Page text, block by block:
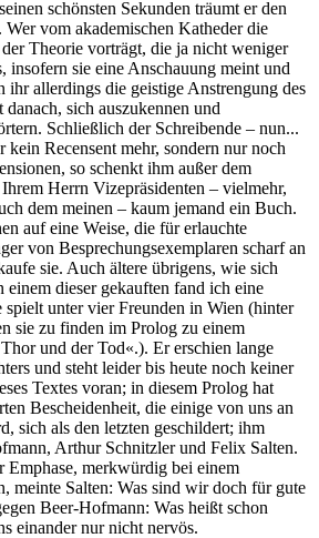
schönsten Sekunden träumt er den
vom akademischen Katheder die
Theorie vorträgt, die ja nicht weniger
insofern sie eine Anschauung meint und
ihr allerdings die geistige Anstrengung des
sich auszukennen und
Schließlich der Schreibende – nun...
kein Recensent mehr, sondern nur noch
so schenkt ihm außer dem
Herrn Vizepräsidenten – vielmehr,
dem meinen – kaum jemand ein Buch.
auf eine Weise, die für erlauchte
von Besprechungsexemplaren scharf an
sie. Auch ältere übrigens, wie sich
einem dieser gekauften fand ich eine
spielt unter vier Freunden in Wien (hinter
sie zu finden im Prolog zu einem
und der Tod«.). Er erschien lange
und steht leider bis heute noch keiner
Textes voran; in diesem Prolog hat
Bescheidenheit, die einige von uns an
sich als den letzten geschildert; ihm
Arthur Schnitzler und Felix Salten.
Emphase, merkwürdig bei einem
meinte Salten: Was sind wir doch für gute
Beer-Hofmann: Was heißt schon
einander nur nicht nervös.